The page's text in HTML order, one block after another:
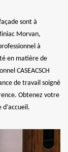
sont à
Morvan,
à
en matière de
CASEACSCH
de travail soigné
Obtenez votre